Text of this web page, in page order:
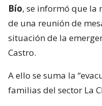
Bío, se informó que la
de una reunión de
situación de la
Castro.
A ello se suma la
familias del sector La